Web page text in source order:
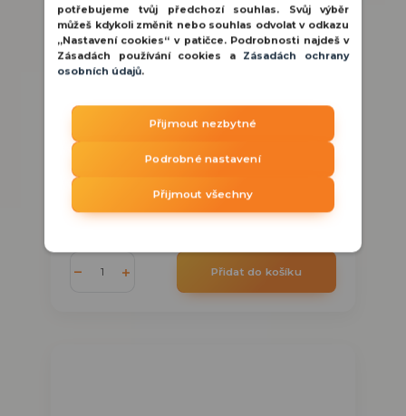
Ajax Pass Black je moderní RFID karta
určená pro snadné a bezpečné ovládání
zabezpečovacího systému ...
1 786 Kč
ks
1 476 Kčbez DPH
na cestě
Přidat do košíku
potřebujeme tvůj předchozí souhlas. Svůj výběr
můžeš kdykoli změnit nebo souhlas odvolat v odkazu
„Nastavení cookies“ v patičce. Podrobnosti najdeš v
Zásadách používání cookies a Zásadách ochrany
osobních údajů.
Přijmout nezbytné
Podrobné nastavení
Přijmout všechny